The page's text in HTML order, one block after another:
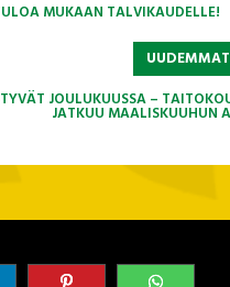
MUKAAN TALVIKAUDELLE!
JOULUKUUSSA –
JATKUU MAALISKUUHUN